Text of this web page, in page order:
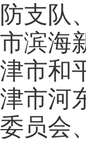
防支队
市滨海
津市和
津市河
委员会